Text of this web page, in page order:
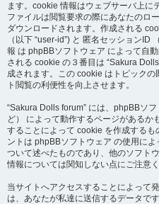
ます。cookie 情報はウェブサーバ上に
ファイルは閲覧要求の際にあなたのロ
ダウンロードされます。作成される
（以下 “user-id”) と 匿名セッションID
報 は phpBBソフトウェア によって自
される cookie の３番目は “Sakura
成されます。この cookie はトピック
ト閲覧の利便性を向上させます。
“Sakura Dolls forum” には、phpBBソ
ど） によって動作するページがあるか
することによって cookie を作成する
ントは phpBBソフトウェア の使用に
ついて述べたものであり、他のソフト
情報については関知しない点にご注意く
当サイトへアクセスすることによって
は、あなたが私達に送信するデータで